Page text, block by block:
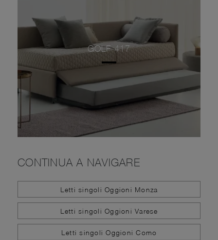
GOLF 417
CONTINUA A NAVIGARE
Letti singoli Oggioni Monza
Letti singoli Oggioni Varese
Letti singoli Oggioni Como